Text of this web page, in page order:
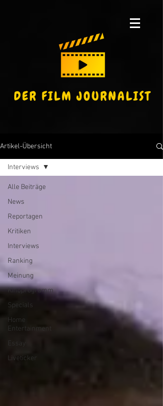
Artikel-Übersicht
Alle Beiträge
News
Reportagen
Kritiken
Interviews
Ranking
Meinung
Kinoprogramm
Specials
Home
Entertainment
Essay
Liveticker
Interviews